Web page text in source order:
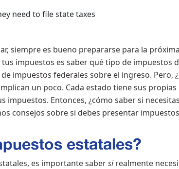
siempre es bueno prepararse para la
impuestos es saber qué tipo de impuestos
impuestos federales sobre el ingreso. Pero,
un poco. Cada estado tiene sus
impuestos. Entonces, ¿cómo saber si
consejos sobre si debes presentar
estatales?
es importante sabersirealmente